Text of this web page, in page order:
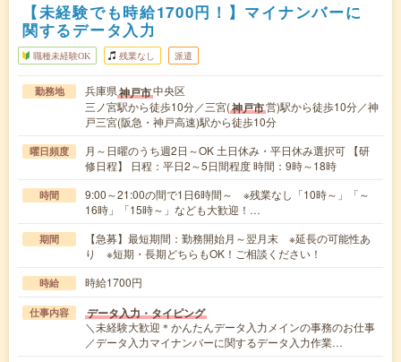
【未経験でも時給1700円！】マイナンバーに
関するデータ入力
職種未経験OK 残業なし 派遣
勤務地 兵庫県神戸市中央区
三ノ宮駅から徒歩10分／三宮(神戸市営)駅から徒歩10分／神
戸三宮(阪急・神戸高速)駅から徒歩10分
曜日頻度
月～日曜のうち週2日～OK 土日休み・平日休み選択可 【研
修日程】 日程：平日2～5日間程度 時間：9時～18時
時間
9:00～21:00の間で1日6時間～ ※残業なし「10時～」「～
16時」「15時～」なども大歓迎！…
期間
【急募】最短期間：勤務開始月～翌月末 ※延長の可能性あ
り ※短期・長期どちらもOK！ご相談ください！
時給 時給1700円
仕事内容 データ入力・タイピング
＼未経験大歓迎＊かんたんデータ入力メインの事務のお仕事
／データ入力マイナンバーに関するデータ入力作業…